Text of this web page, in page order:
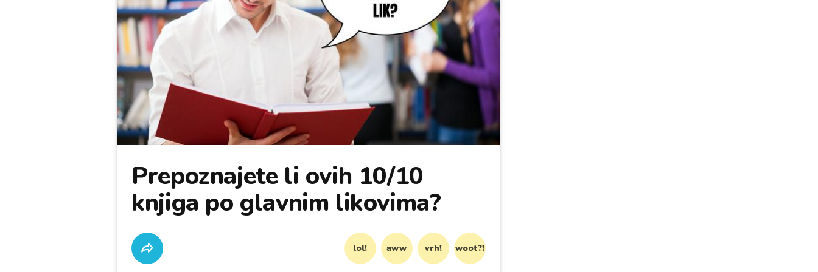
Prepoznajete li ovih 10/10
knjiga po glavnim likovima?
lol! aww vrh! woot?!